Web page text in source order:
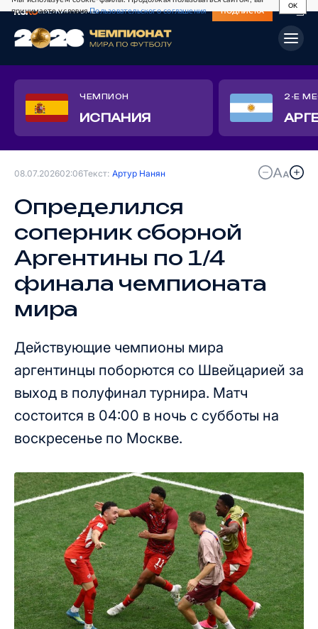
принимаете условияПользовательского соглашения
OK
СВЕЖИЙ НОМЕР ПОДПИСКА
ЧЕМПИОН
ИСПАНИЯ
2-Е
08.07.202602:06Текст: Артур Нанян
Определился
соперник сборной
Аргентины по 1/4
финала чемпионата
мира
Действующие чемпионы мира
аргентинцы поборются со Швейцарией за
выход в полуфинал турнира. Матч
состоится в 04:00 в ночь с субботы на
воскресенье по Москве.